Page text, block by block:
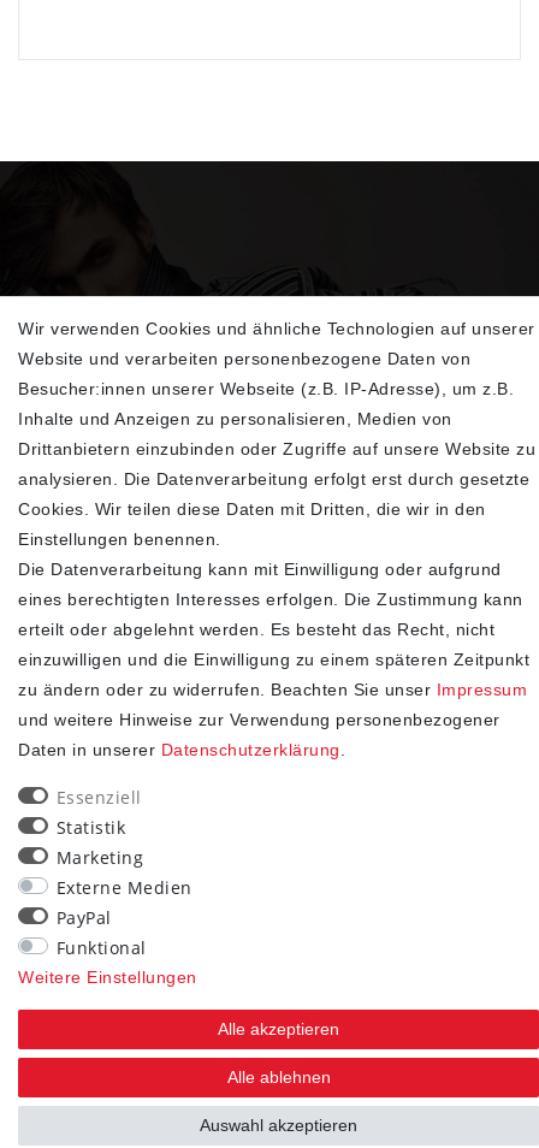
Sehen Sie sich unsere neu eingetroffenen
Highlights an
SHOP
Impressum
Daten­schutz­erklärung
Widerrufs­recht
Kontakt
Vertrag widerrufen
STAY CONNECTED
Wir verwenden Cookies und ähnliche Technologien auf unserer
Website und verarbeiten personenbezogene Daten von
Besucher:innen unserer Webseite (z.B. IP-Adresse), um z.B.
Inhalte und Anzeigen zu personalisieren, Medien von
Drittanbietern einzubinden oder Zugriffe auf unsere Website zu
analysieren. Die Datenverarbeitung erfolgt erst durch gesetzte
Cookies. Wir teilen diese Daten mit Dritten, die wir in den
Einstellungen benennen.
Die Datenverarbeitung kann mit Einwilligung oder aufgrund
eines berechtigten Interesses erfolgen. Die Zustimmung kann
erteilt oder abgelehnt werden. Es besteht das Recht, nicht
einzuwilligen und die Einwilligung zu einem späteren Zeitpunkt
zu ändern oder zu widerrufen. Beachten Sie unser Impressum
und weitere Hinweise zur Verwendung personenbezogener
Daten in unserer Daten­schutz­erklärung
Essenziell
Statistik
Marketing
Externe Medien
PayPal
Funktional
Weitere Einstellungen
Alle akzeptieren
Alle ablehnen
Auswahl akzeptieren